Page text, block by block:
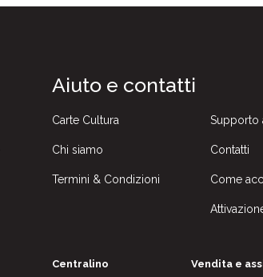
Aiuto e contatti
Carte Cultura
Chi siamo
Termini & Condizioni
Supporto
Contatti
Come
Centralino Vendita e